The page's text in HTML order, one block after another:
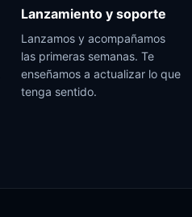
Lanzamiento y soporte
Lanzamos y acompañamos
las primeras semanas. Te
enseñamos a actualizar lo que
tenga sentido.